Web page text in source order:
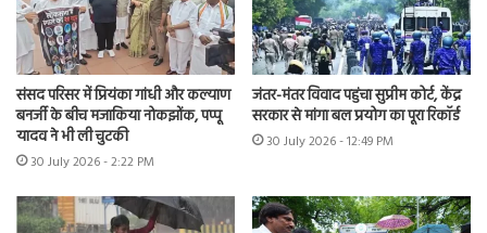
संसद परिसर में प्रियंका गांधी और कल्याण
बनर्जी के बीच मजाकिया नोकझोंक, पप्पू
यादव ने भी ली चुटकी
30 July 2026 - 2:22 PM
जंतर-मंतर विवाद पहुंचा सुप्रीम कोर्ट, केंद्र
सरकार से मांगा बल प्रयोग का पूरा रिकॉर्ड
30 July 2026 - 12:49 PM